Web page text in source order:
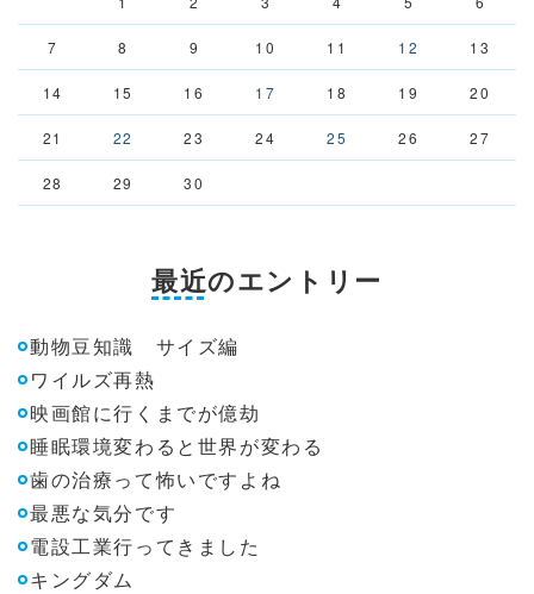
7 8 9 10 11 12 13
14 15 16 17 18 19 20
21 22 23 24 25 26 27
28 29 30
最近のエントリー
動物豆知識 サイズ編
ワイルズ再熱
映画館に行くまでが億劫
睡眠環境変わると世界が変わる
歯の治療って怖いですよね
最悪な気分です
電設工業行ってきました
キングダム